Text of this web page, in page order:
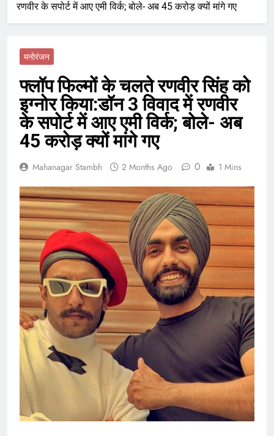
रणवीर के सपोर्ट में आए एमी विर्क; बोले- अब 45 करोड़ क्यों मांगे गए
मनोरंजन
फ्लॉप फिल्मों के चलते रणवीर सिंह को
इग्नोर किया:डॉन 3 विवाद में रणवीर
के सपोर्ट में आए एमी विर्क; बोले- अब
45 करोड़ क्यों मांगे गए
Mahanagar Stambh 2 Months Ago 0 1 Mins